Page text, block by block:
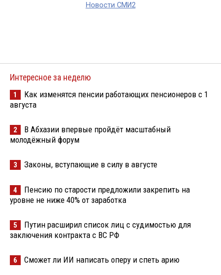
Новости СМИ2
Интересное за неделю
1
Как изменятся пенсии работающих пенсионеров с 1
августа
2
В Абхазии впервые пройдёт масштабный
молодёжный форум
3 Законы, вступающие в силу в августе
4
Пенсию по старости предложили закрепить на
уровне не ниже 40% от заработка
5
Путин расширил список лиц с судимостью для
заключения контракта с ВС РФ
6 Сможет ли ИИ написать оперу и спеть арию